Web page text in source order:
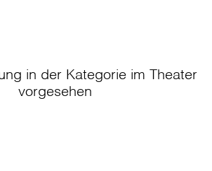
in der Kategorie im Theater
vorgesehen